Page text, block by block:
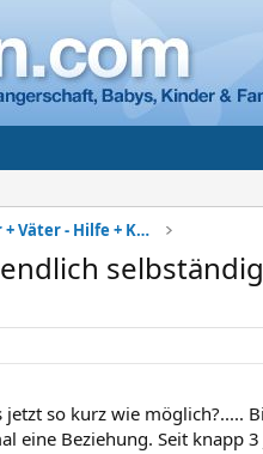
Alleinerziehend - Mütter + Väter - Hilfe + Kontakt
jetzt so kurz wie möglich?.....
eine Beziehung. Seit knapp